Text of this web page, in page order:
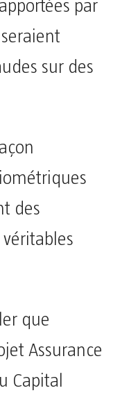
par
sur des
des
que
Assurance
Capital